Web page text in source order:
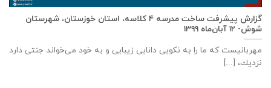
گزارش پیشرفت ساخت مدرسه ٤ كلاسه، استان خوزستان، شهرستان
شوش- ۱۲ آبان‌ماه ۱۳۹۹
مهربانيست كه ما را به نكويی دانايی زيبايی و به خود می‌خواند جنتی دارد
نزديك، [...]